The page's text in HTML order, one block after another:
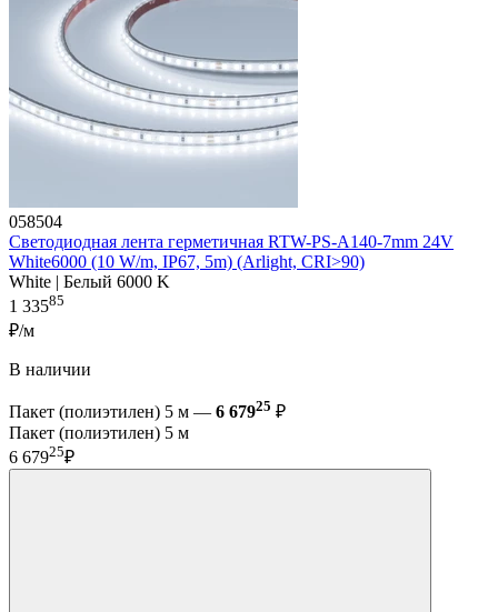
058504
Светодиодная лента герметичная RTW-PS-A140-7mm 24V
White6000 (10 W/m, IP67, 5m) (Arlight, CRI>90)
White | Белый 6000 K
1 33585
₽/м
В наличии
Пакет (полиэтилен) 5 м — 6 67925 ₽
Пакет (полиэтилен) 5 м
6 67925₽